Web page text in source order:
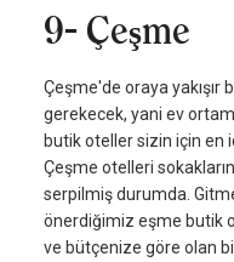
9- Çeşme
Çeşme'de oraya
gerekecek, yani ev
butik oteller sizin için en
Çeşme otelleri
serpilmiş durumda.
önerdiğimiz eşme butik
ve bütçenize göre olan